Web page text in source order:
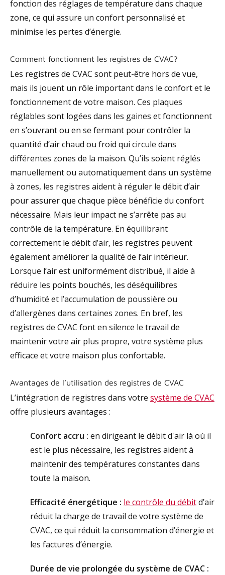
fonction des réglages de température dans chaque
zone, ce qui assure un confort personnalisé et
minimise les pertes d’énergie.
Comment fonctionnent les registres de CVAC?
Les registres de CVAC sont peut-être hors de vue,
mais ils jouent un rôle important dans le confort et le
fonctionnement de votre maison. Ces plaques
réglables sont logées dans les gaines et fonctionnent
en s’ouvrant ou en se fermant pour contrôler la
quantité d’air chaud ou froid qui circule dans
différentes zones de la maison. Qu’ils soient réglés
manuellement ou automatiquement dans un système
à zones, les registres aident à réguler le débit d’air
pour assurer que chaque pièce bénéficie du confort
nécessaire. Mais leur impact ne s’arrête pas au
contrôle de la température. En équilibrant
correctement le débit d’air, les registres peuvent
également améliorer la qualité de l’air intérieur.
Lorsque l’air est uniformément distribué, il aide à
réduire les points bouchés, les déséquilibres
d’humidité et l’accumulation de poussière ou
d’allergènes dans certaines zones. En bref, les
registres de CVAC font en silence le travail de
maintenir votre air plus propre, votre système plus
efficace et votre maison plus confortable.
Avantages de l’utilisation des registres de CVAC
L’intégration de registres dans votre système de CVAC
offre plusieurs avantages :
Confort accru : en dirigeant le débit d'air là où il
est le plus nécessaire, les registres aident à
maintenir des températures constantes dans
toute la maison.
Efficacité énergétique : le contrôle du débitd’air
réduit la charge de travail de votre système de
CVAC, ce qui réduit la consommation d’énergie et
les factures d’énergie.
Durée de vie prolongée du système de CVAC :